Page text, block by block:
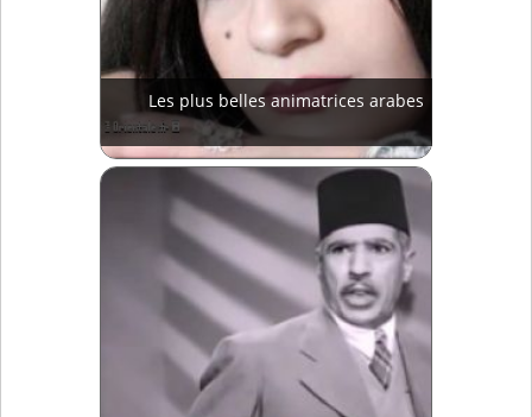
Les plus belles animatrices arabes